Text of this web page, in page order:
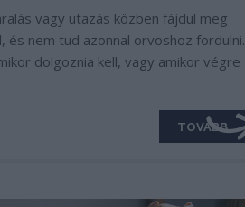
vagy utazás közben fájdul meg
nem tud azonnal orvoshoz fordulni.
dolgoznia kell, vagy amikor végre
TOVÁBB